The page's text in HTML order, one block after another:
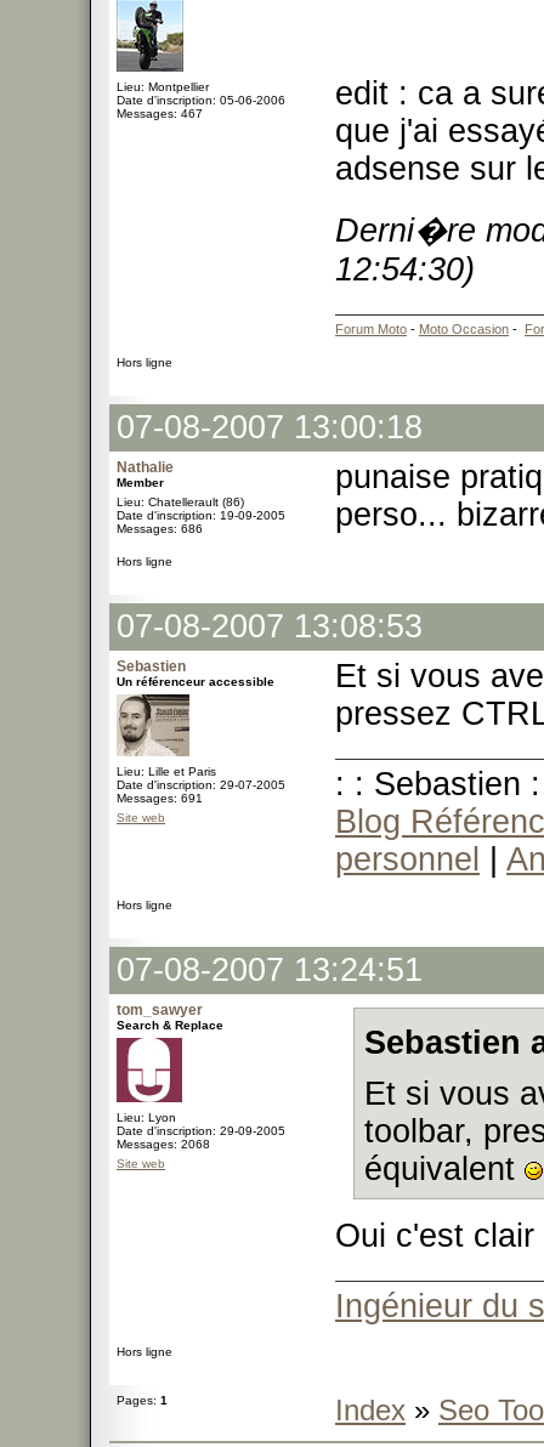
Lieu: Montpellier
Date d'inscription: 05-06-2006
Messages: 467
edit : ca a
que j'ai
adsense sur
Derni�re
12:54:30)
Forum Moto - Moto Occasion -
Hors ligne
07-08-2007 13:00:18
Nathalie
Member
Lieu: Chatellerault (86)
Date d'inscription: 19-09-2005
Messages: 686
punaise
perso...
Hors ligne
07-08-2007 13:08:53
Sebastien
Un référenceur accessible
Lieu: Lille et Paris
Date d'inscription: 29-07-2005
Messages: 691
Site web
Et si vous
pressez
: : Sebastien
Blog
personnel
Hors ligne
07-08-2007 13:24:51
tom_sawyer
Search & Replace
Lieu: Lyon
Date d'inscription: 29-09-2005
Messages: 2068
Site web
Sebastien
Et si vous
toolbar,
équivalent
Oui c'est
Ingénieur du
Hors ligne
Pages: 1 Index » Seo